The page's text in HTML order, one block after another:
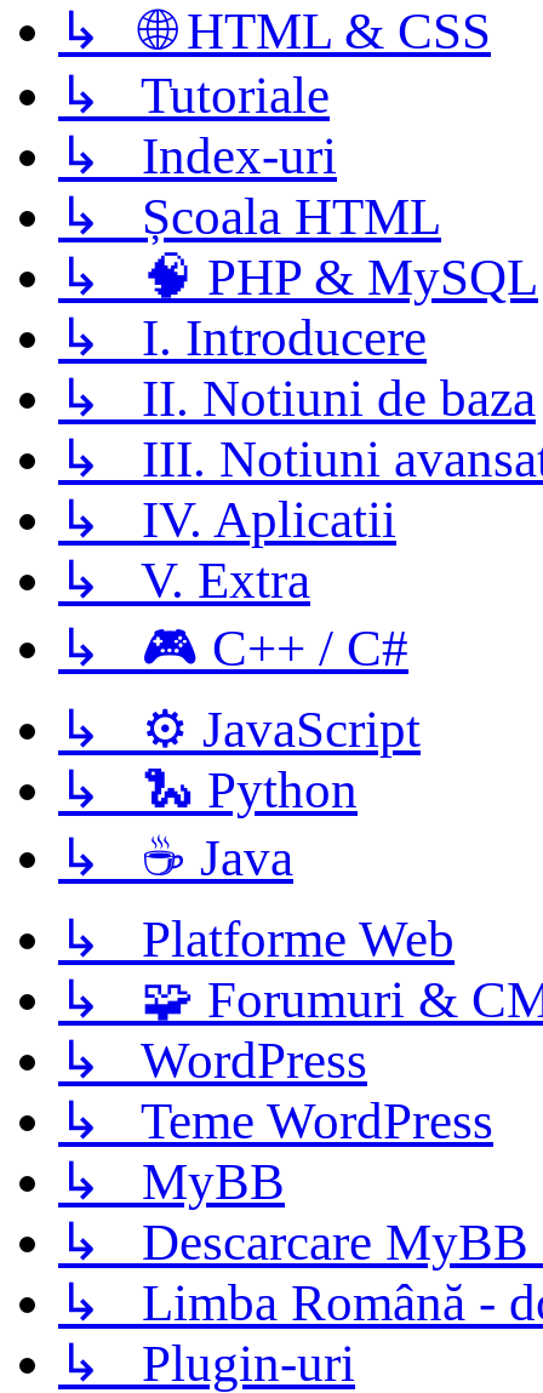
↳ 🌐 HTML & CSS
↳ Tutoriale
↳ Index-uri
↳ Școala HTML
↳ 🧠 PHP & MySQL
↳ I. Introducere
↳ II. Notiuni de baza
↳ III. Notiuni
↳ IV. Aplicatii
↳ V. Extra
↳ 🎮 C++ / C#
↳ ⚙️ JavaScript
↳ 🐍 Python
↳ ☕ Java
↳ Platforme Web
↳ 🧩 Forumuri &
↳ WordPress
↳ Teme WordPress
↳ MyBB
↳ Descarcare MyBB
↳ Limba Română -
↳ Plugin-uri